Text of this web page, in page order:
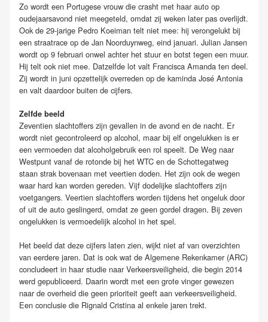
Zo wordt een Portugese vrouw die crasht met haar auto op
oudejaarsavond niet meegeteld, omdat zij weken later pas overlijdt.
Ook de 29-jarige Pedro Koeiman telt niet mee: hij verongelukt bij
een straatrace op de Jan Noorduynweg, eind januari. Julian Jansen
wordt op 9 februari onwel achter het stuur en botst tegen een muur.
Hij telt ook niet mee. Datzelfde lot valt Francisca Amanda ten deel.
Zij wordt in juni opzettelijk overreden op de kaminda José Antonia
en valt daardoor buiten de cijfers.
Zelfde beeld
Zeventien slachtoffers zijn gevallen in de avond en de nacht. Er
wordt niet gecontroleerd op alcohol, maar bij elf ongelukken is er
een vermoeden dat alcoholgebruik een rol speelt. De Weg naar
Westpunt vanaf de rotonde bij het WTC en de Schottegatweg
staan strak bovenaan met veertien doden. Het zijn ook de wegen
waar hard kan worden gereden. Vijf dodelijke slachtoffers zijn
voetgangers. Veertien slachtoffers worden tijdens het ongeluk door
of uit de auto geslingerd, omdat ze geen gordel dragen. Bij zeven
ongelukken is vermoedelijk alcohol in het spel.
Het beeld dat deze cijfers laten zien, wijkt niet af van overzichten
van eerdere jaren. Dat is ook wat de Algemene Rekenkamer (ARC)
concludeert in haar studie naar Verkeersveiligheid, die begin 2014
werd gepubliceerd. Daarin wordt met een grote vinger gewezen
naar de overheid die geen prioriteit geeft aan verkeersveiligheid.
Een conclusie die Rignald Cristina al enkele jaren trekt.